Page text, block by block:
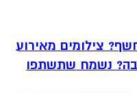
צילומים מאירוע
נשמח שתשתפו